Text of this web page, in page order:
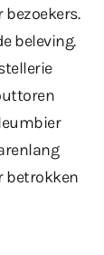
beleving.
betrokken